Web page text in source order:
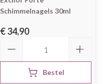
Schimmelnagels 30ml
€ 34,90
Bestel